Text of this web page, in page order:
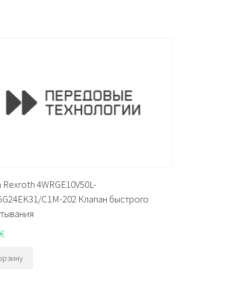
4WRGE10V50L-
C1M-202 Клапан быстрого
€